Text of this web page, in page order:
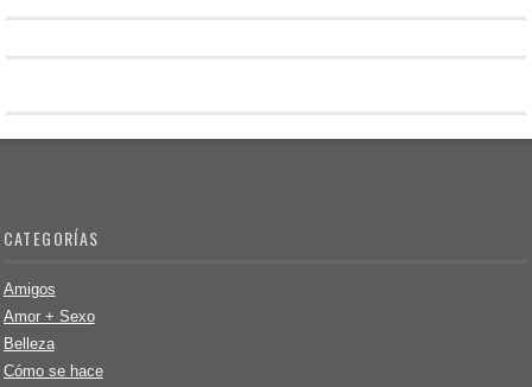
CATEGORÍAS
Amigos
Amor + Sexo
Belleza
Cómo se hace